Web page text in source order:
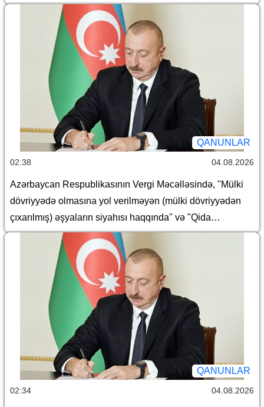
QANUNLAR
02:38 04.08.2026
Azərbaycan Respublikasının Vergi Məcəlləsində, "Mülki
dövriyyədə olmasına yol verilməyən (mülki dövriyyədən
çıxarılmış) əşyaların siyahısı haqqında" və "Qida
təhlükəsizliyi haqqında" Azərbaycan Respublikasının
qanunlarında dəyişiklik edilməsi barədə
QANUNLAR
02:34 04.08.2026